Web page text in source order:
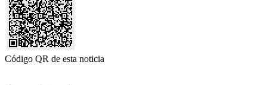
Código QR de esta noticia